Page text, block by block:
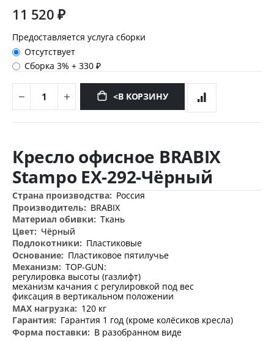
11 520 ₽
Предоставляется услуга сборки
Отсутствует
Сборка 3%+330 ₽
<В КОРЗИНУ
к
началу
галереи
изображений
Кресло офисное BRABIX
Stampo EX-292-Чёрный
Дополнительная
информация
Россия
BRABIX
Ткань
Чёрный
Пластиковые
Пластиковое пятилучье
TOP-GUN:
регулировка высоты (газлифт)
механизм качания с регулировкой под вес
фиксация в вертикальном положении
120 кг
Гарантия 1 год (кроме колёсиков кресла)
В разобранном виде